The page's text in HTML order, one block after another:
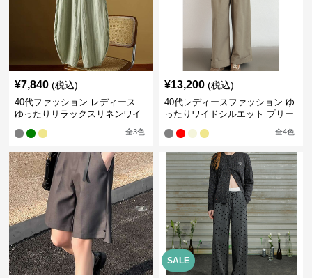
¥7,840 (税込)
40代ファッション レディース
ゆったりリラックスリネンワイ
全3色
¥13,200 (税込)
40代レディースファッション ゆ
ったりワイドシルエット プリー
全4色
SALE